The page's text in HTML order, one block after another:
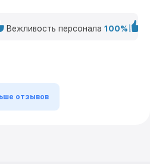
Вежливость персонала 100%
отзывов